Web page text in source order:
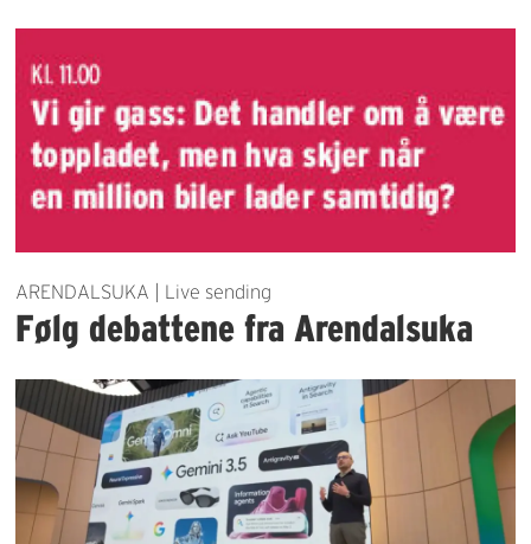
ARENDALSUKA | Live sending
Følg debattene fra Arendalsuka